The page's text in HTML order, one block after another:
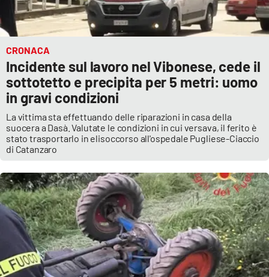
CRONACA
Incidente sul lavoro nel Vibonese, cede il
sottotetto e precipita per 5 metri: uomo
in gravi condizioni
La vittima sta effettuando delle riparazioni in casa della
suocera a Dasà. Valutate le condizioni in cui versava, il ferito è
stato trasportarlo in elisoccorso all'ospedale Pugliese-Ciaccio
di Catanzaro